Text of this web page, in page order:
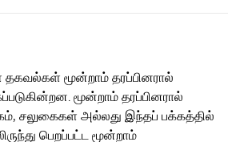
மூன்றாம் தரப்பினரால்
மூன்றாம் தரப்பினரால்
சலுகைகள் அல்லது இந்தப் பக்கத்தில்
பெறப்பட்ட மூன்றாம்